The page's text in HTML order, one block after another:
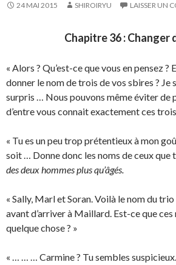
24 MAI 2015 SHIROIRYU LAISSER UN
Chapitre 36 : Changer
« Alors ? Qu’est-ce que vous en pensez ?
donner le nom de trois de vos sbires ? Je
surpris … Nous pouvons même éviter de
d’entre vous connait exactement ces
« Tu es un peu trop prétentieux à mon
soit … Donne donc les noms de ceux que
des deux hommes plus qu’âgés.
« Sally, Marl et Soran. Voilà le nom du
avant d’arriver à Maillard. Est-ce que
quelque chose ? »
« … … … Carmine ? Tu sembles